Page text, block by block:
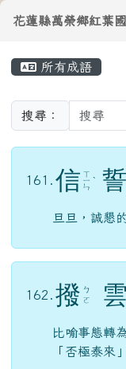
花蓮縣萬榮
導覽列
花蓮縣萬榮鄉紅葉
所有成語
搜尋：
161. 信 ㄒ
ㄧ
ㄣ
ˋ 誓
旦旦，誠懇
162. 撥 ㄅ
ㄛ
雲
比喻事態轉
「否極泰來